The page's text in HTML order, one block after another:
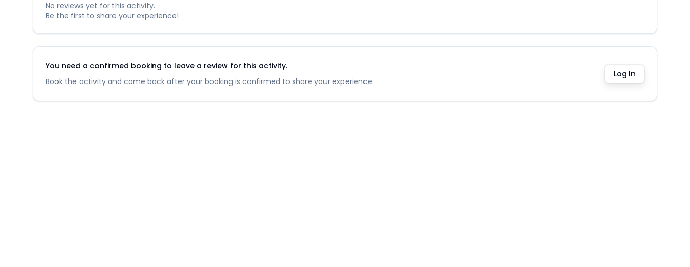
No reviews yet for this activity.
Be the first to share your experience!
You need a confirmed booking to leave a review for this activity.
Book the activity and come back after your booking is confirmed to share your experience.
Log In